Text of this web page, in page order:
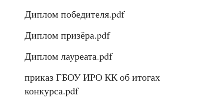
Диплом победителя.pdf
Диплом призёра.pdf
Диплом лауреата.pdf
приказ ГБОУ ИРО КК об итогах
конкурса.pdf